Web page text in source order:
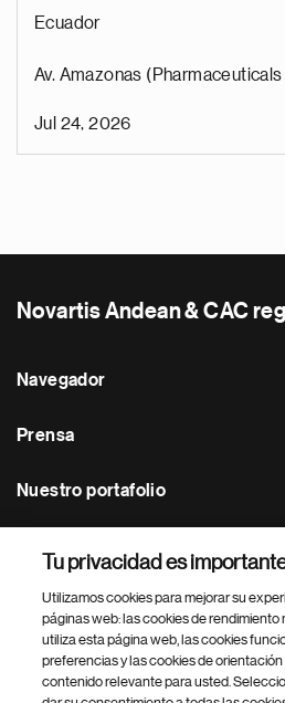
Ecuador
Av. Amazonas
Jul 24, 2026
Novartis Andean & CAC
Navegador
Prensa
Nuestro portafolio
Footer Site Search
Tu privacidad es
Utilizamos cookies para mejorar su
páginas web: las cookies de
utiliza esta página web, las cookies
preferencias y las cookies de
contenido relevante para usted.